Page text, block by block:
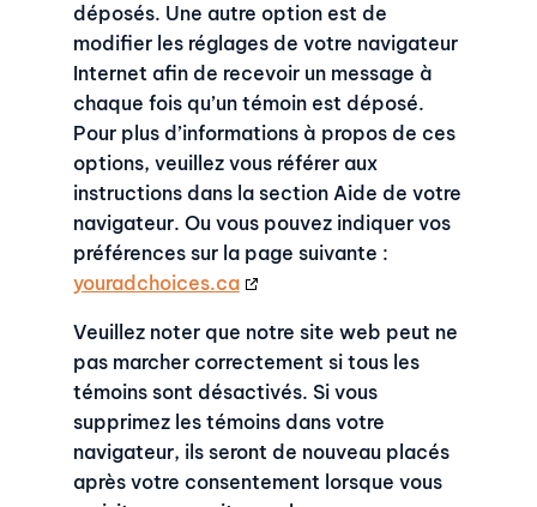
déposés. Une autre option est de
modifier les réglages de votre navigateur
Internet afin de recevoir un message à
chaque fois qu’un témoin est déposé.
Pour plus d’informations à propos de ces
options, veuillez vous référer aux
instructions dans la section Aide de votre
navigateur. Ou vous pouvez indiquer vos
préférences sur la page suivante :
youradchoices.ca
Veuillez noter que notre site web peut ne
pas marcher correctement si tous les
témoins sont désactivés. Si vous
supprimez les témoins dans votre
navigateur, ils seront de nouveau placés
après votre consentement lorsque vous